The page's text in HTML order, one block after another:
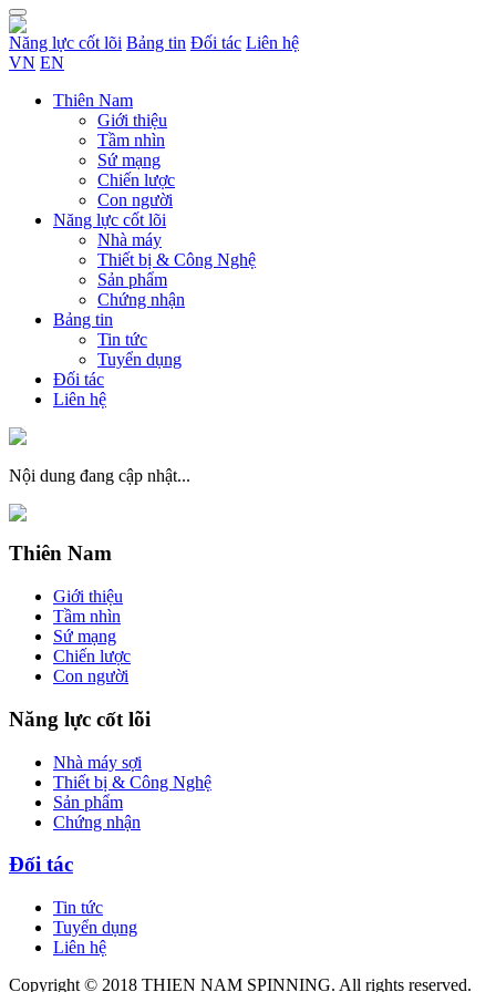
Năng lực cốt lõi Bảng tin Đối tác Liên hệ
VN EN
Thiên Nam
Giới thiệu
Tầm nhìn
Sứ mạng
Chiến lược
Con người
Năng lực cốt lõi
Nhà máy
Thiết bị & Công Nghệ
Sản phẩm
Chứng nhận
Bảng tin
Tin tức
Tuyển dụng
Đối tác
Liên hệ
Nội dung đang cập nhật...
Thiên Nam
Giới thiệu
Tầm nhìn
Sứ mạng
Chiến lược
Con người
Năng lực cốt lõi
Nhà máy sợi
Thiết bị & Công Nghệ
Sản phẩm
Chứng nhận
Đối tác
Tin tức
Tuyển dụng
Liên hệ
Copyright © 2018 THIEN NAM SPINNING. All rights reserved.